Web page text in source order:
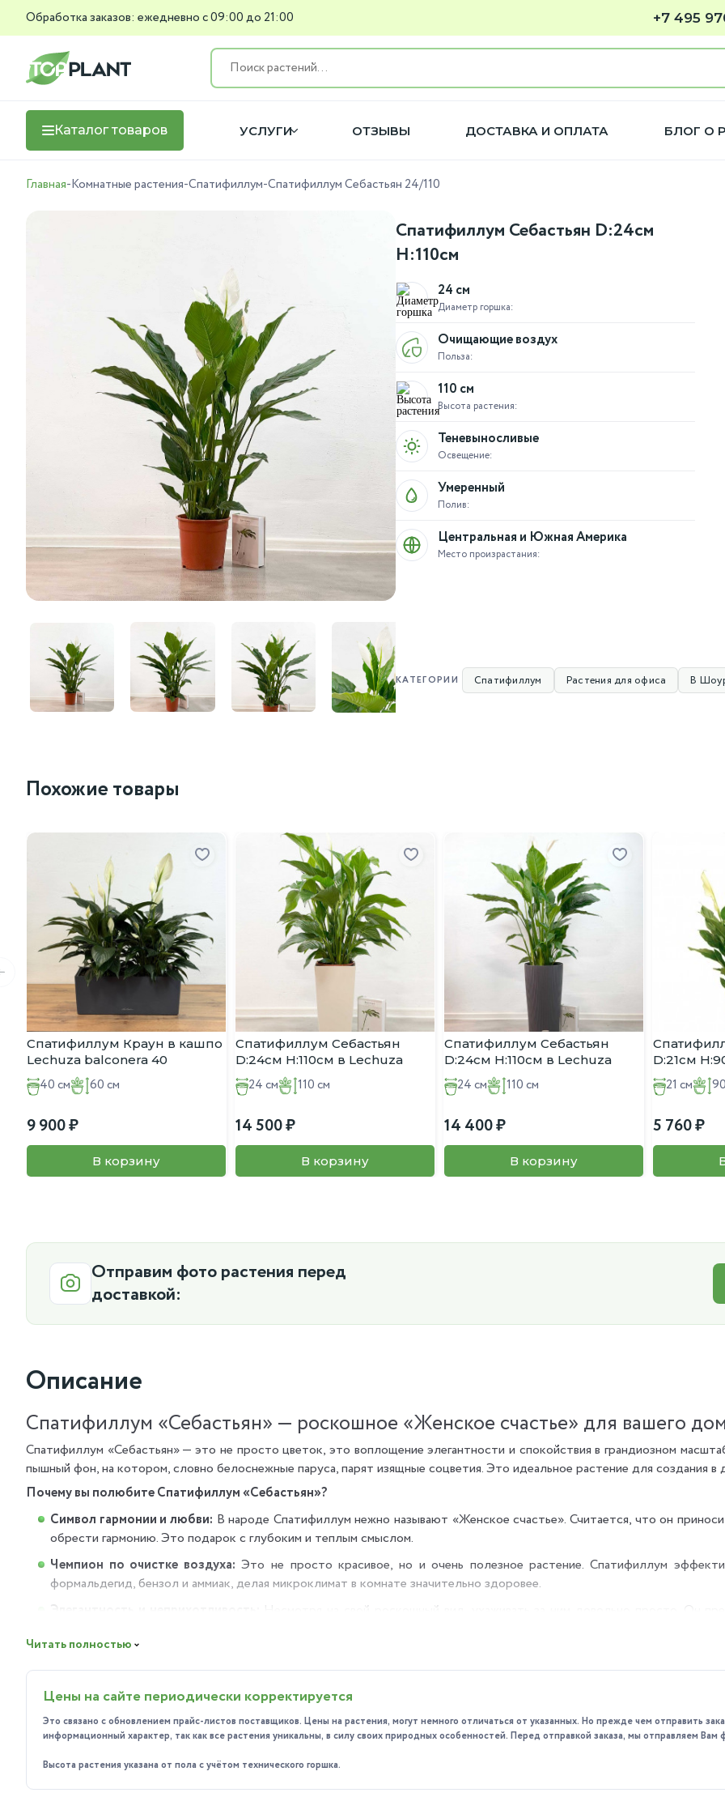
Обработка заказов: ежедневно с 09:00 до 21:00 +7 495
Каталог товаров УСЛУГИ ОТЗЫВЫ ДОСТАВКА И ОПЛАТА БЛОГ О
Главная-Комнатные растения-Спатифиллум-Спатифиллум Себастьян 24/110
Спатифиллум Себастьян D:24см
H:110см
Диаметр горшка:
24 см
Польза:
Очищающие воздух
Высота растения:
110 см
Освещение:
Теневыносливые
Полив:
Умеренный
Место произрастания:
Центральная и Южная Америка
КАТЕГОРИИ Спатифиллум Растения для офиса В
Похожие товары
Спатифиллум Краун в кашпо
Lechuza balconera 40
40 см 60 см
9 900
В корзину
Спатифиллум Себастьян
D:24см H:110см в Lechuza
Cubico Color 32
24 см 110 см
14 500
В корзину
Спатифиллум Себастьян
D:24см H:110см в Lechuza
CILINDRO Color 32
24 см 110 см
14 400
В корзину
D:21см
21 см
5 760
Отправим фото растения перед
доставкой:
Описание
Спатифиллум «Себастьян» — роскошное «Женское счастье» для вашего
Спатифиллум «Себастьян» — это не просто цветок, это воплощение элегантности и спокойствия в грандиозном
пышный фон, на котором, словно белоснежные паруса, парят изящные соцветия. Это идеальное растение для создания
Почему вы полюбите Спатифиллум «Себастьян»?
Символ гармонии и любви: В народе Спатифиллум нежно называют «Женское счастье». Считается, что он
обрести гармонию. Это подарок с глубоким и теплым смыслом.
Чемпион по очистке воздуха: Это не просто красивое, но и очень полезное растение. Спатифиллум
формальдегид, бензол и аммиак, делая микроклимат в комнате значительно здоровее.
Элегантность и неприхотливость:
Благодаря своей теневыносливости, он станет украшением:
Гостиной или спальни, даже если окна выходят не на солнечную сторону.
Просторной ванной комнаты с окном, где он будет наслаждаться влажностью.
Офиса или холла, чтобы добавить пространству жизни и элегантности.
Любого уголка, где нужно создать ощущение спокойствия и чистоты.
Читать полностью
Цены на сайте периодически корректируется
Это связано с обновлением прайс-листов поставщиков. Цены на растения, могут немного отличаться от указанных. Но прежде чем отправить
информационный характер, так как все растения уникальны, в силу своих природных особенностей. Перед отправкой заказа, мы отправляем
Высота растения указана от пола с учётом технического горшка.